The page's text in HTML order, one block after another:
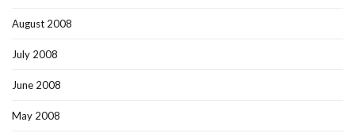
August 2008
July 2008
June 2008
May 2008